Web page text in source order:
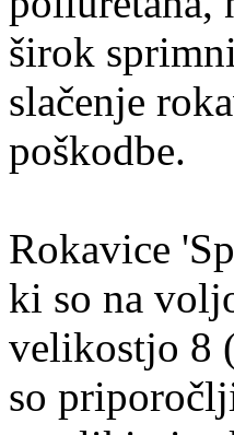
širok
slačenje
poškodbe.
Rokavice
ki so na
velikostjo 8
so